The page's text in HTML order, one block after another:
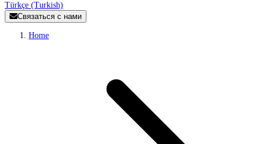
Türkçe (Turkish)
Связаться с нами
Home